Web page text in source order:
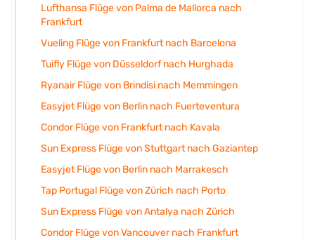
Lufthansa Flüge von Palma de Mallorca nach
Frankfurt
Vueling Flüge von Frankfurt nach Barcelona
Tuifly Flüge von Düsseldorf nach Hurghada
Ryanair Flüge von Brindisi nach Memmingen
Easyjet Flüge von Berlin nach Fuerteventura
Condor Flüge von Frankfurt nach Kavala
Sun Express Flüge von Stuttgart nach Gaziantep
Easyjet Flüge von Berlin nach Marrakesch
Tap Portugal Flüge von Zürich nach Porto
Sun Express Flüge von Antalya nach Zürich
Condor Flüge von Vancouver nach Frankfurt